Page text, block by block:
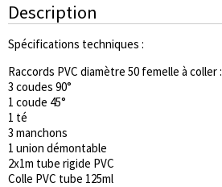
Description
Spécifications techniques :
Raccords PVC diamètre 50 femelle à coller :
3 coudes 90°
1 coude 45°
1 té
3 manchons
1 union démontable
2x1m tube rigide PVC
Colle PVC tube 125ml